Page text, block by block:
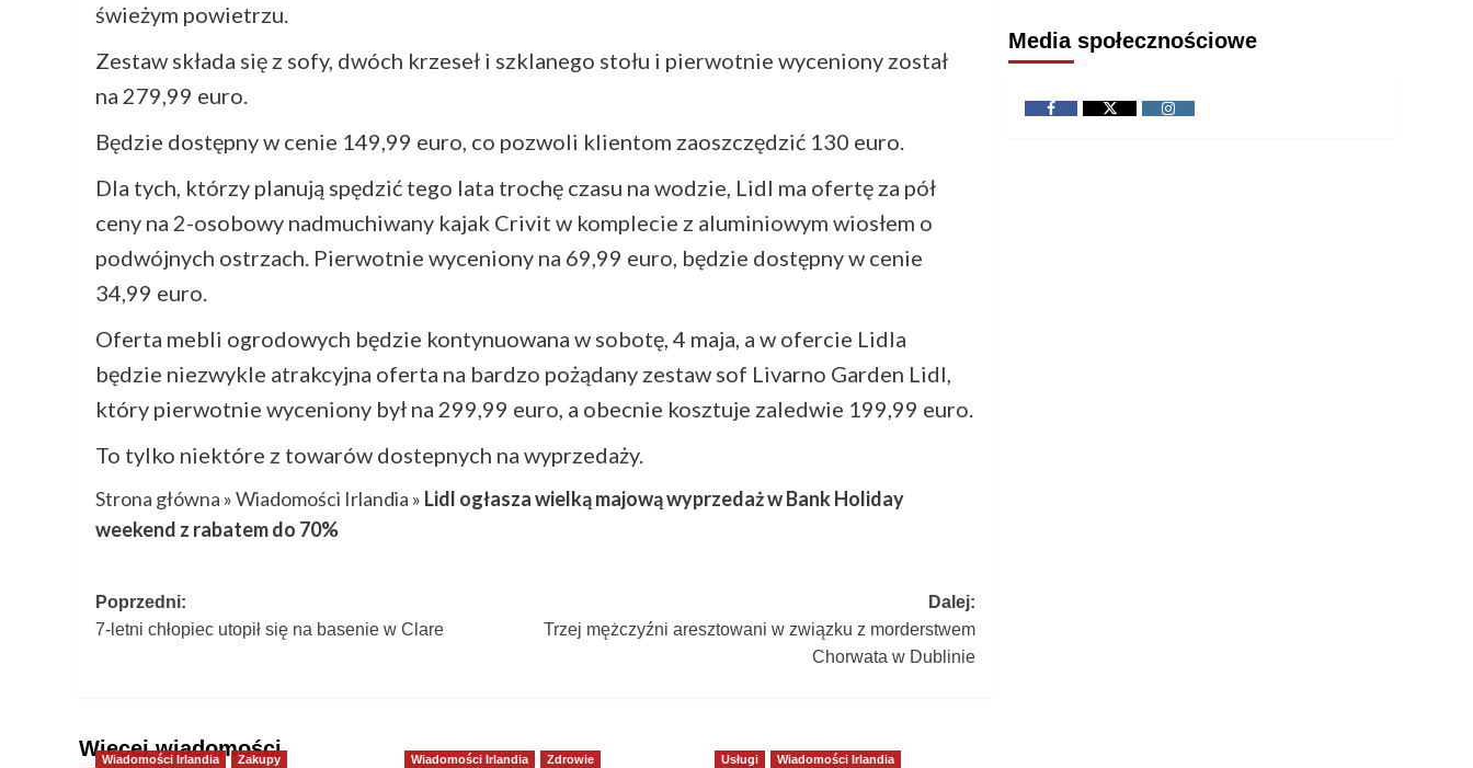
świeżym powietrzu.
Zestaw składa się z sofy, dwóch krzeseł i szklanego stołu i pierwotnie wyceniony został
na 279,99 euro.
Będzie dostępny w cenie 149,99 euro, co pozwoli klientom zaoszczędzić 130 euro.
Dla tych, którzy planują spędzić tego lata trochę czasu na wodzie, Lidl ma ofertę za pół
ceny na 2-osobowy nadmuchiwany kajak Crivit w komplecie z aluminiowym wiosłem o
podwójnych ostrzach. Pierwotnie wyceniony na 69,99 euro, będzie dostępny w cenie
34,99 euro.
Oferta mebli ogrodowych będzie kontynuowana w sobotę, 4 maja, a w ofercie Lidla
będzie niezwykle atrakcyjna oferta na bardzo pożądany zestaw sof Livarno Garden Lidl,
który pierwotnie wyceniony był na 299,99 euro, a obecnie kosztuje zaledwie 199,99 euro.
To tylko niektóre z towarów dostepnych na wyprzedaży.
Strona główna »Wiadomości Irlandia » Lidl ogłasza wielką majową wyprzedaż w Bank Holiday
weekend z rabatem do 70%
Zobacz
wpisy
Poprzedni:
7-letni chłopiec utopił się na basenie w Clare
Dalej:
Trzej mężczyźni aresztowani w związku z morderstwem
Chorwata w Dublinie
Więcej wiadomości
Wiadomości Irlandia Zakupy Wiadomości Irlandia Zdrowie Usługi Wiadomości Irlandia
Media społecznościowe
FacebookTwitter Instagram